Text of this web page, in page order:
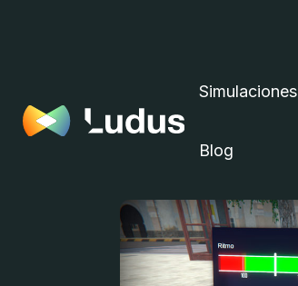
Simulaciones
Blog